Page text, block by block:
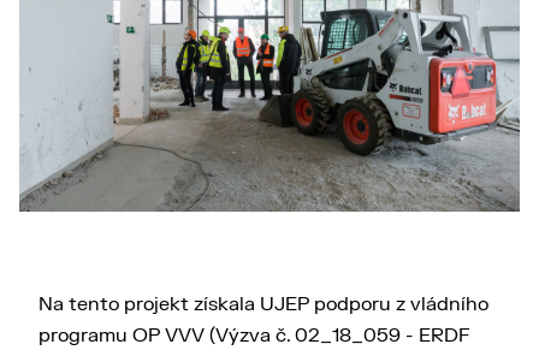
budovy.
Výstavní a výzkumné aktivity Domu umění Ústí
nad Labem zásadním způsobem přispějí
k prezentaci široké škály podob současné vizuální
kultury ve městě Ústí nad Labem i přilehlém
regionu. Společně s Galerií Emila Filly a Veřejným
regionálních center i veřejnoprávních univerzit.
Na tento projekt získala UJEP podporu z vládního
programu OP VVV (Výzva č. 02_18_059 - ERDF